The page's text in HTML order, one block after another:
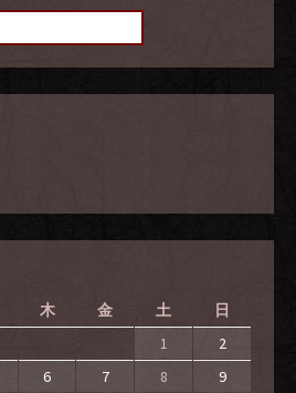
木 金 土 日
1
2
6 7 8
9